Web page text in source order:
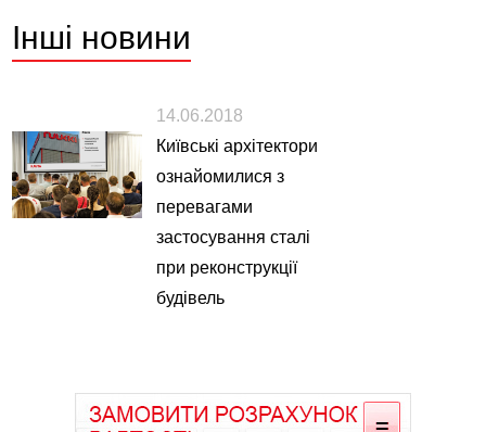
Інші новини
14.06.2018
Київські архітектори
ознайомилися з
перевагами
застосування сталі
при реконструкції
будівель